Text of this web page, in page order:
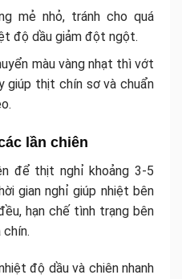
mẻ nhỏ, tránh cho quá
độ dầu giảm đột ngột.
màu vàng nhạt thì vớt
giúp thịt chín sơ và chuẩn
lần chiên
để thịt nghỉ khoảng 3-5
gian nghỉ giúp nhiệt bên
hạn chế tình trạng bên
độ dầu và chiên nhanh